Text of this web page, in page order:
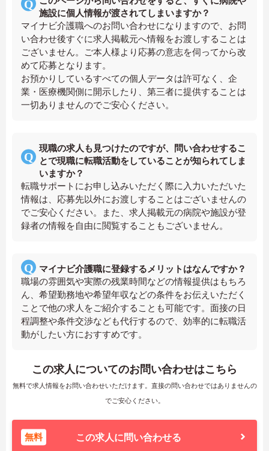
施設に個人情報が渡されてしまいますか？
マイナビ介護職へのお問い合わせになりますので、お問
い合わせ後すぐに求人掲載元へ情報をお渡しすることは
ございません。ご本人様より応募の意志を伺ってから改
めて応募となります。
お預かりしているすべての個人データは許可なく、企
業・医療機関側に開示したり、第三者に提供することは
一切ありませんのでご安心ください。
現職の求人も見つけたのですが、問い合わせするこ
とで現職に転職活動をしていることが知られてしま
いますか？
転職サポートにお申し込みいただく際に入力いただいた
情報は、応募先以外にお渡しすることはございませんの
でご安心ください。また、求人掲載元の病院や施設が登
録者の情報を自由に閲覧することもございません。
マイナビ介護職に登録するメリットはなんですか？
職場の雰囲気や実際の残業時間などの情報提供はもちろ
ん、希望勤務地や希望年収などの条件をお伝えいただく
ことで他の求人をご紹介することも可能です。面接の日
程調整や条件交渉なども代行するので、効率的に転職活
動がしたい方におすすめです。
この求人についてのお問い合わせはこちら
無料で求人情報をお問い合わせいただけます。直接の問い合わせではありませんの
でご安心ください。
無料 この求人に問い合わせる